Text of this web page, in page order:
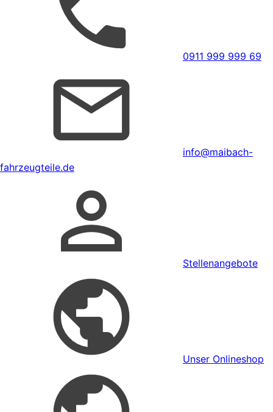
0911 999 999 69
info@maibach-
fahrzeugteile.de
Stellenangebote
Unser Onlineshop